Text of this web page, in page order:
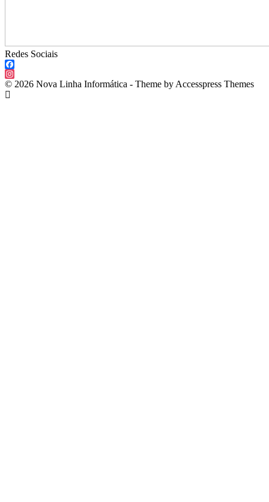
Redes Sociais
Facebook
Instagram
© 2026 Nova Linha Informática - Theme by Accesspress Themes